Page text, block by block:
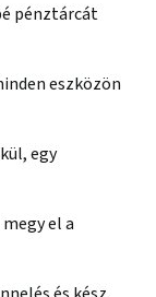
pénztárcát
eszközön
egy
el a